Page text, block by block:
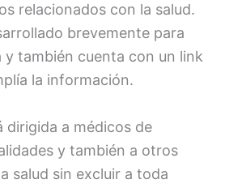
relacionados con la salud.
brevemente para
también cuenta con un link
la información.
dirigida a médicos de
y también a otros
salud sin excluir a toda